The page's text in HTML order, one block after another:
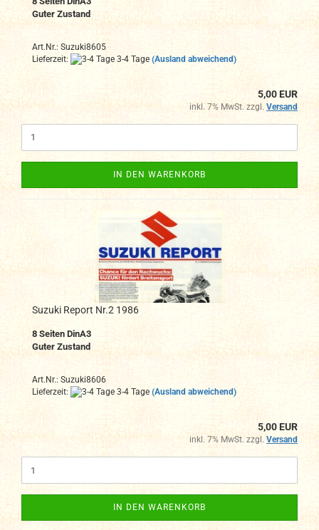
Guter Zustand
Art.Nr.: Suzuki8605
Lieferzeit:
3-4 Tage (Ausland abweichend)
5,00 EUR
inkl. 7% MwSt. zzgl. Versand
IN DEN WARENKORB
Suzuki Report Nr.2 1986
8 Seiten DinA3
Guter Zustand
Art.Nr.: Suzuki8606
Lieferzeit:
3-4 Tage (Ausland abweichend)
5,00 EUR
inkl. 7% MwSt. zzgl. Versand
IN DEN WARENKORB